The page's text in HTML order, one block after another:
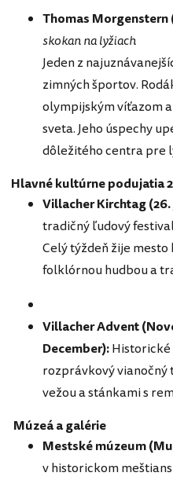
Thomas Morgenstern
skokan na lyžiach
Jeden z
zimných športov.
olympijským víťazom
sveta. Jeho úspechy
dôležitého centra pre
Hlavné kultúrne podujatia
Villacher Kirchtag
tradičný ľudový
Celý týždeň žije
folklórnou hudbou a
Villacher Advent
December):Historické
rozprávkový vianočný
vežou a stánkami s
Múzeá a galérie
Mestské múzeum
v historickom